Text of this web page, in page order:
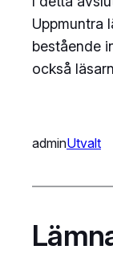
Uppmuntra
bestående
också
adminUtvalt